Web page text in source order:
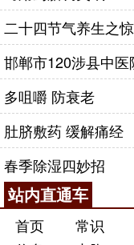
二十四节气养生之
邯郸市120涉县中医
多咀嚼 防衰老
肚脐敷药 缓解痛经
春季除湿四妙招
站内直通车
首页 常识